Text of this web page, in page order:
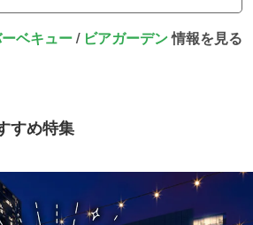
ベキュー/ ビアガーデン情報を見る
すめ特集